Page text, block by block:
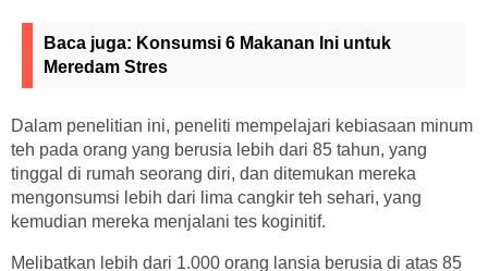
Baca juga: Konsumsi 6 Makanan Ini untuk
Meredam Stres
Dalam penelitian ini, peneliti mempelajari kebiasaan minum
teh pada orang yang berusia lebih dari 85 tahun, yang
tinggal di rumah seorang diri, dan ditemukan mereka
mengonsumsi lebih dari lima cangkir teh sehari, yang
kemudian mereka menjalani tes koginitif.
Melibatkan lebih dari 1.000 orang lansia berusia di atas 85